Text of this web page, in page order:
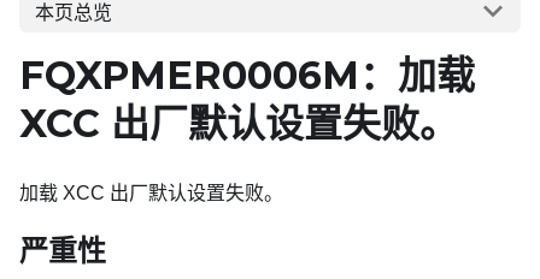
本页总览
FQXPMER0006M：加载
XCC 出厂默认设置失败。
加载 XCC 出厂默认设置失败。
严重性